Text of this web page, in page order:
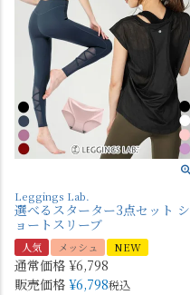
Leggings Lab.
選べるスターター3点セット シ
ョートスリーブ
人気 メッシュ NEW
通常価格 ¥6,798
販売価格 ¥6,798税込